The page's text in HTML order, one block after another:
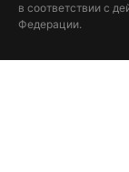
в соответствии с
Федерации.